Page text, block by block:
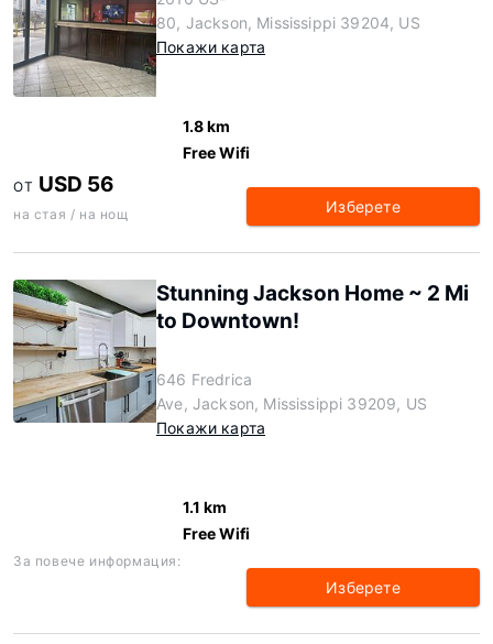
80, Jackson, Mississippi 39204, US
Покажи карта
1.8 km
Free Wifi
ОТ USD 56
на стая / на нощ Изберете
Stunning Jackson Home ~ 2 Mi
to Downtown!
646 Fredrica
Ave, Jackson, Mississippi 39209, US
Покажи карта
1.1 km
Free Wifi
За повече информация:
Изберете